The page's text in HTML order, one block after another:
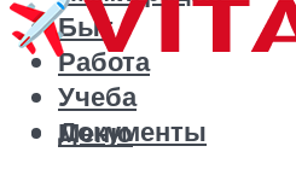
Быт
Работа
Учеба
Документы
Меню